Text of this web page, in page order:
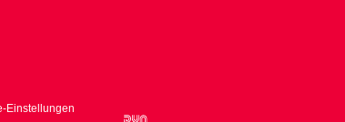
Einstellungen